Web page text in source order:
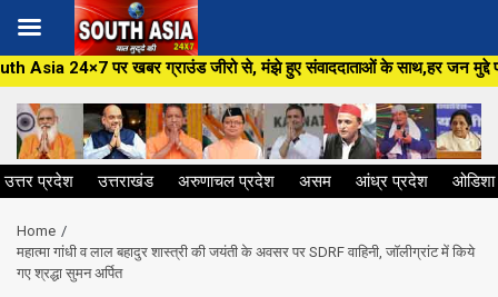
Skip
to
content
खबर ग्राउंड जीरो से, मंझे हुए संवाददाताओं के साथ,हर जन मुद्दे पर,
उत्तर प्रदेश उत्तराखंड अरुणाचल प्रदेश असम आंध्र प्रदेश ओडिशा
Home
महात्मा गांधी व लाल बहादुर शास्त्री की जयंती के अवसर पर SDRF वाहिनी, जॉलीग्रांट में किये
गए श्रद्धा सुमन अर्पित